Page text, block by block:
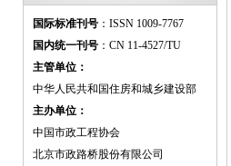
国际标准刊号 ：ISSN 1009-7767
国内统一刊号 ：CN 11-4527/TU
主管单位：
中华人民共和国住房和城乡建设部
主办单位：
中国市政工程协会
北京市政路桥股份有限公司